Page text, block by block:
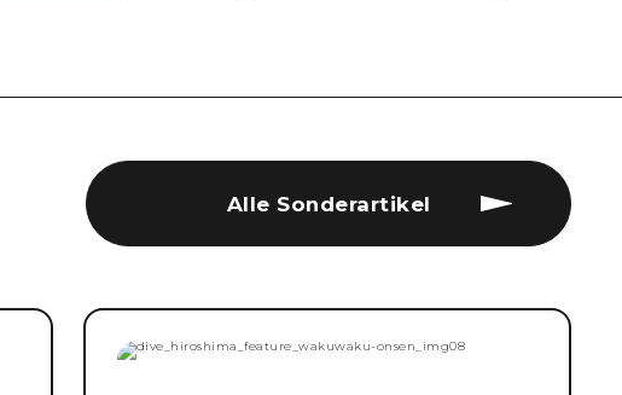
Alle Sonderartikel